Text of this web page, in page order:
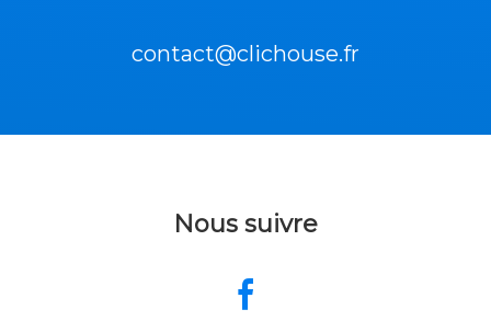
contact@clichouse.fr
Nous suivre